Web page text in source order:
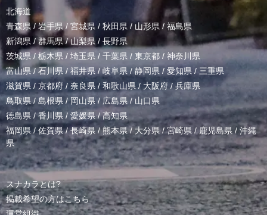
北海道
青森県 / 岩手県/ 宮城県 / 秋田県 / 山形県/ 福島県
新潟県 /群馬県/山梨県 / 長野県
茨城県 / 栃木県 / 埼玉県 / 千葉県 / 東京都 / 神奈川県
富山県 /石川県/福井県/岐阜県 / 静岡県 / 愛知県 / 三重県
滋賀県 / 京都府 / 奈良県 / 和歌山県/ 大阪府 /兵庫県
鳥取県/ 島根県 /岡山県/ 広島県 / 山口県
徳島県 /香川県 / 愛媛県/高知県
福岡県/佐賀県/長崎県 /熊本県/ 大分県/宮崎県 /鹿児島県 / 沖縄
県
スナカラとは?
掲載希望の方はこちら